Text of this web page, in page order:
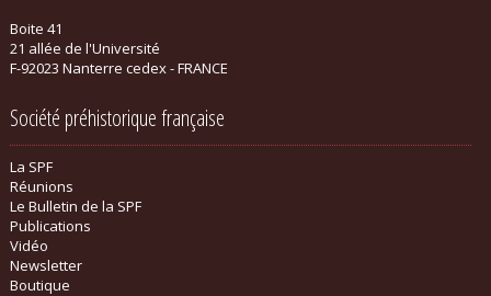
Boite 41
21 allée de l'Université
F-92023 Nanterre cedex - FRANCE
Société préhistorique française
La SPF
Réunions
Le Bulletin de la SPF
Publications
Vidéo
Newsletter
Boutique